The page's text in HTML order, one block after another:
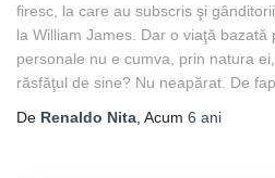
firesc, la care au subscris şi
la William James. Dar o viaţă bazată
personale nu e cumva, prin natura
răsfăţul de sine? Nu neapărat. De
De Renaldo Nita , Acum 6 ani